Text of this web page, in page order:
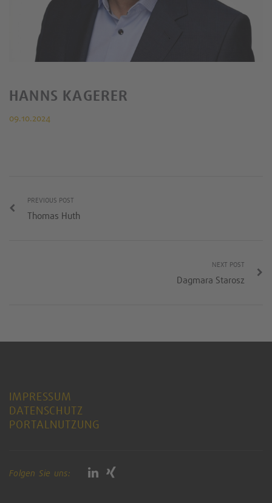
HANNS KAGERER
09.10.2024
PREVIOUS POST
Thomas Huth
NEXT POST
Dagmara Starosz
IMPRESSUM
DATENSCHUTZ
PORTALNUTZUNG
Folgen Sie uns: